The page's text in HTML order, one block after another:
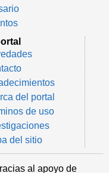
del portal
de uso
del sitio
al apoyo de